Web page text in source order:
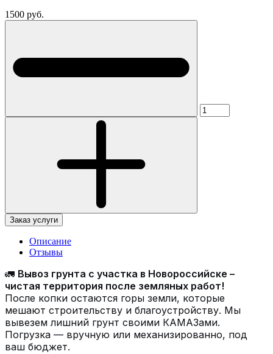
1500 руб.
Заказ услуги
Описание
Отзывы
🚛 Вывоз грунта с участка в Новороссийске –
чистая территория после земляных работ!
После копки остаются горы земли, которые
мешают строительству и благоустройству. Мы
вывезем лишний грунт своими КАМАЗами.
Погрузка — вручную или механизированно, под
ваш бюджет.